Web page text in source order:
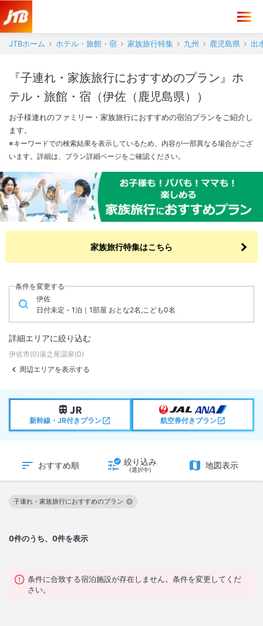
JTBホーム ホテル・旅館・宿 家族旅行特集 九州 鹿児島県 出
『子連れ・家族旅行におすすめのプラン』ホ
テル・旅館・宿（伊佐（鹿児島県））
お子様連れのファミリー・家族旅行におすすめの宿泊プランをご紹介し
ます。
※キーワードでの検索結果を表示しているため、内容が一部異なる場合がござ
います。詳細は、プラン詳細ページをご確認ください。
家族旅行特集はこちら
条件を変更する
伊佐
日付未定 - 1泊｜1部屋 おとな2名,こども0名
詳細エリアに絞り込む
伊佐市(0)湯之尾温泉(0)
周辺エリアを表示する
新幹線・JR付きプラン 航空券付きプラン
おすすめ順 絞り込み
(選択中) 地図表示
0件のうち、0件を表示
子連れ・家族旅行におすすめのプラン
この絞り込み条件を解除
条件に合致する宿泊施設が存在しません。条件を変更してくだ
さい。